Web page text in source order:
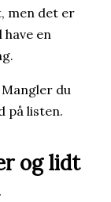
men det er
en
du
på listen.
og lidt